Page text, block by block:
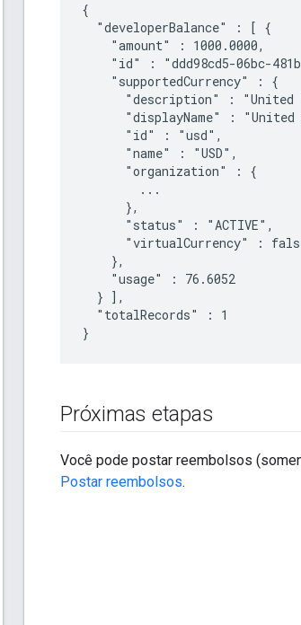
{
  "developerBalance" : [ {
    "amount" : 1000.0000,
"id" : "ddd98cd5-06bc-
    "supportedCurrency" : {
"description" : "United
"displayName" : "United
      "id" : "usd",
      "name" : "USD",
      "organization" : {
        ...
      },
      "status" : "ACTIVE",
"virtualCurrency" :
    },
    "usage" : 76.6052
  } ],
  "totalRecords" : 1
}
Próximas etapas
Você pode postar reembolsos
Postar reembolsos.